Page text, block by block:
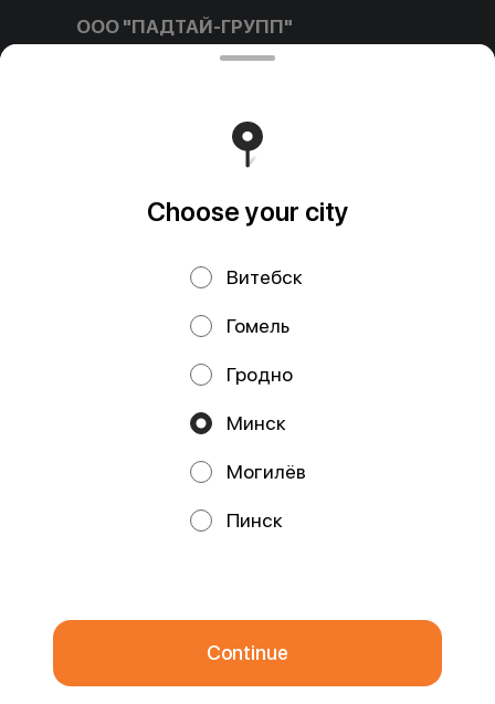
processing of your browser's cookies and the use of analytical
services in accordance with
ООО "ПАДТАЙ-ГРУПП"
ООО "ПАДТАЙ-ГРУПП" УНП 192838954, РБ, Минская
Торговом реестре Республики Беларусь 18.01.2021г.
Foodpicásso
Privacy Policy
Public Offer
Choose your city
Витебск
Гомель
Гродно
Минск
Могилёв
Пинск